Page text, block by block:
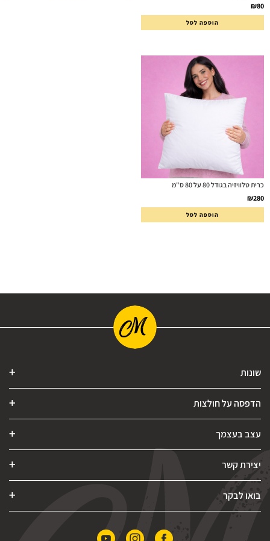
דורג5.00₪80
הוספה לסל
כרית טלוויזיה בגודל 80 על 80 ס"מ
₪280
הוספה לסל
שונות
הדפסה על חולצות
עצב בעצמך
יצירת קשר
בואו לבקר